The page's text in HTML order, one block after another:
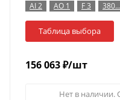
AI 2
AO 1 F 3
Таблица выбора
156 063₽/шт
Нет в наличии.